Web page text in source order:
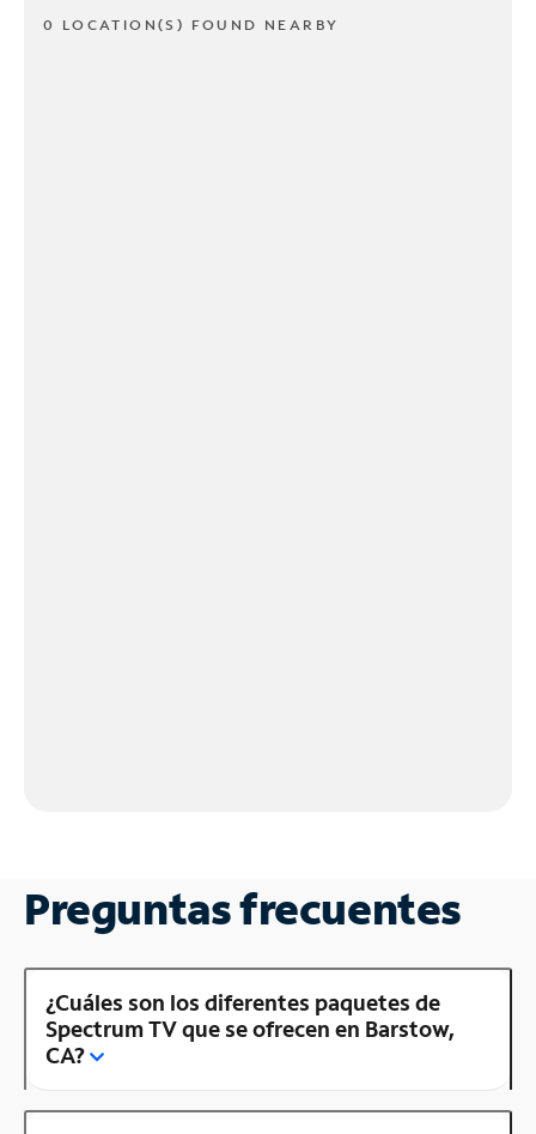
0 LOCATION(S) FOUND NEARBY
Preguntas frecuentes
¿Cuáles son los diferentes paquetes de
Spectrum TV que se ofrecen en Barstow,
CA?